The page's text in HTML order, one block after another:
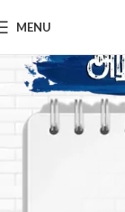
MENU